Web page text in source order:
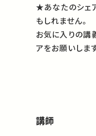
★あなたのシェ
もしれません。
お気に入りの講
アをお願いします
講師